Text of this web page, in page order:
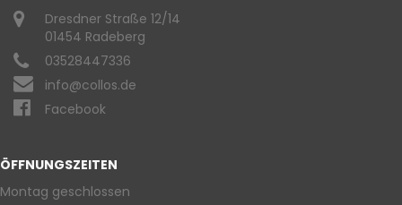
Dresdner Straße 12/14
01454 Radeberg
03528447336
info@collos.de
Facebook
ÖFFNUNGSZEITEN
Montag geschlossen